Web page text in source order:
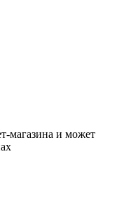
магазина и может